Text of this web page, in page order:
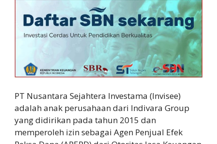
PT Nusantara Sejahtera Investama (Invisee)
adalah anak perusahaan dari Indivara Group
yang didirikan pada tahun 2015 dan
memperoleh izin sebagai Agen Penjual Efek